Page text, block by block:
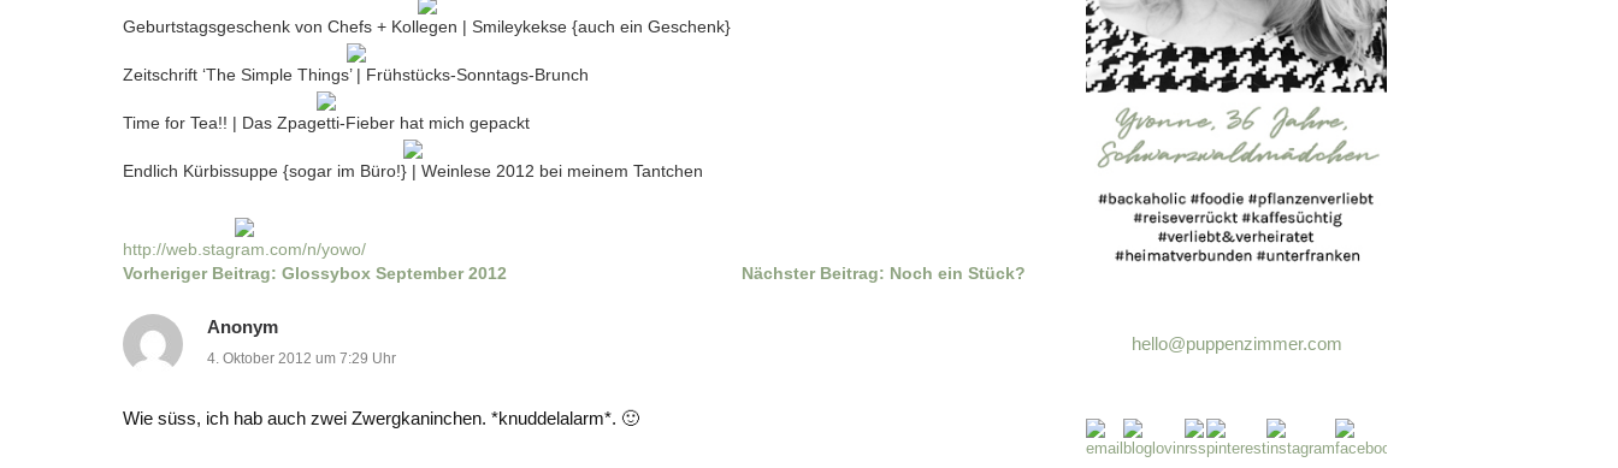
Geburtstagsgeschenk von Chefs + Kollegen | Smileykekse {auch ein Geschenk}
Zeitschrift ‘The Simple Things’ | Frühstücks-Sonntags-Brunch
Time for Tea!! | Das Zpagetti-Fieber hat mich gepackt
Endlich Kürbissuppe {sogar im Büro!} | Weinlese 2012 bei meinem Tantchen
http://web.stagram.com/n/yowo/
Vorheriger Beitrag: Glossybox September 2012 Nächster Beitrag: Noch ein Stück?
Anonym
4. Oktober 2012 um 7:29 Uhr
Wie süss, ich hab auch zwei Zwergkaninchen. *knuddelalarm*. 🙂
hello@puppenzimmer.com